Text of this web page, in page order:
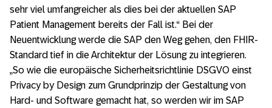
sehr viel umfangreicher als dies bei der aktuellen SAP
Patient Management bereits der Fall ist.“ Bei der
Neuentwicklung werde die SAP den Weg gehen, den FHIR-
Standard tief in die Architektur der Lösung zu integrieren.
„So wie die europäische Sicherheitsrichtlinie DSGVO einst
Privacy by Design zum Grundprinzip der Gestaltung von
Hard- und Software gemacht hat, so werden wir im SAP